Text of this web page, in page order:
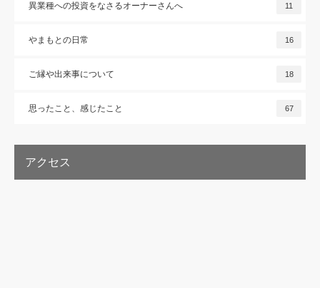
異業種への投資をなさるオーナーさんへ 11
やまもとの日常 16
ご縁や出来事について 18
思ったこと、感じたこと 67
アクセス